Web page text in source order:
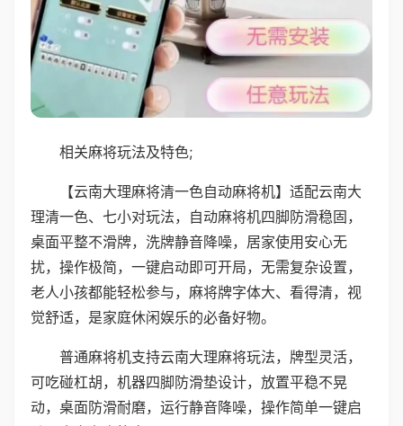
相关麻将玩法及特色;
【云南大理麻将清一色自动麻将机】适配云南大
理清一色、七小对玩法，自动麻将机四脚防滑稳固，
桌面平整不滑牌，洗牌静音降噪，居家使用安心无
扰，操作极简，一键启动即可开局，无需复杂设置，
老人小孩都能轻松参与，麻将牌字体大、看得清，视
觉舒适，是家庭休闲娱乐的必备好物。
普通麻将机支持云南大理麻将玩法，牌型灵活，
可吃碰杠胡，机器四脚防滑垫设计，放置平稳不晃
动，桌面防滑耐磨，运行静音降噪，操作简单一键启